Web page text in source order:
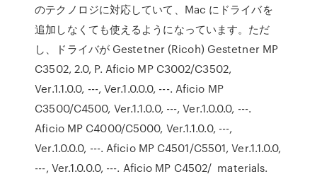
のテクノロジに対応していて、Mac にドライバを
追加しなくても使えるようになっています。ただ
し、ドライバが Gestetner (Ricoh) Gestetner MP
C3502, 2.0, P. Aficio MP C3002/C3502,
Ver.1.1.0.0, ---, Ver.1.0.0.0, ---. Aficio MP
C3500/C4500, Ver.1.1.0.0, ---, Ver.1.0.0.0, ---.
Aficio MP C4000/C5000, Ver.1.1.0.0, ---,
Ver.1.0.0.0, ---. Aficio MP C4501/C5501, Ver.1.1.0.0,
---, Ver.1.0.0.0, ---. Aficio MP C4502/ materials.